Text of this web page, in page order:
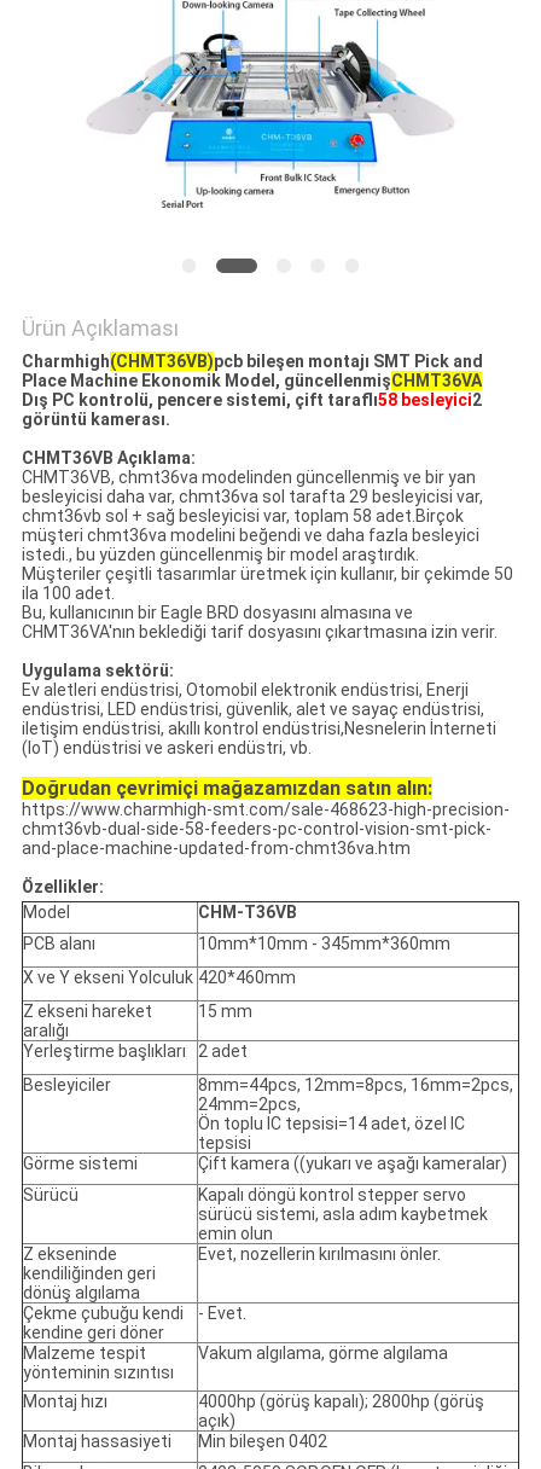
Ürün Açıklaması
Charmhigh(CHMT36VB)pcb bileşen montajı SMT Pick and
Place Machine Ekonomik Model, güncellenmişCHMT36VA
Dış PC kontrolü, pencere sistemi, çift taraflı58 besleyici2
görüntü kamerası.
CHMT36VB Açıklama:
CHMT36VB, chmt36va modelinden güncellenmiş ve bir yan
besleyicisi daha var, chmt36va sol tarafta 29 besleyicisi var,
chmt36vb sol + sağ besleyicisi var, toplam 58 adet.Birçok
müşteri chmt36va modelini beğendi ve daha fazla besleyici
istedi., bu yüzden güncellenmiş bir model araştırdık.
Müşteriler çeşitli tasarımlar üretmek için kullanır, bir çekimde 50
ila 100 adet.
Bu, kullanıcının bir Eagle BRD dosyasını almasına ve
CHMT36VA'nın beklediği tarif dosyasını çıkartmasına izin verir.
Uygulama sektörü:
Ev aletleri endüstrisi, Otomobil elektronik endüstrisi, Enerji
endüstrisi, LED endüstrisi, güvenlik, alet ve sayaç endüstrisi,
iletişim endüstrisi, akıllı kontrol endüstrisi,Nesnelerin İnterneti
(IoT) endüstrisi ve askeri endüstri, vb.
Doğrudan çevrimiçi mağazamızdan satın alın:
https://www.charmhigh-smt.com/sale-468623-high-precision-
chmt36vb-dual-side-58-feeders-pc-control-vision-smt-pick-
and-place-machine-updated-from-chmt36va.htm
Özellikler:
Model
CHM-T36VB
PCB alanı
10mm*10mm - 345mm*360mm
X ve Y ekseni Yolculuk 420*460mm
Z ekseni hareket
aralığı
15 mm
Yerleştirme başlıkları
2 adet
Besleyiciler
8mm=44pcs, 12mm=8pcs, 16mm=2pcs,
24mm=2pcs,
Ön toplu IC tepsisi=14 adet, özel IC
tepsisi
Görme sistemi
Çift kamera ((yukarı ve aşağı kameralar)
Sürücü
Kapalı döngü kontrol stepper servo
sürücü sistemi, asla adım kaybetmek
emin olun
Z ekseninde
kendiliğinden geri
dönüş algılama
Evet, nozellerin kırılmasını önler.
Çekme çubuğu kendi
kendine geri döner
- Evet.
Malzeme tespit
yönteminin sızıntısı
Vakum algılama, görme algılama
Montaj hızı
4000hp (görüş kapalı); 2800hp (görüş
açık)
Montaj hassasiyeti
Min bileşen 0402